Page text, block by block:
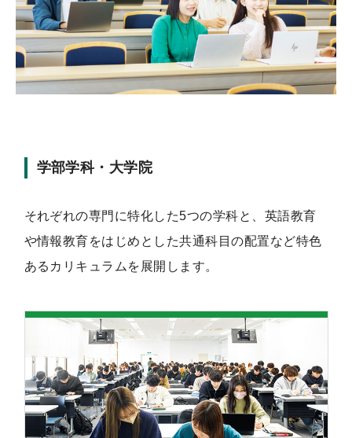
学部学科・大学院
それぞれの専門に特化した5つの学科と、英語教育
や情報教育をはじめとした共通科目の配置など特色
あるカリキュラムを展開します。